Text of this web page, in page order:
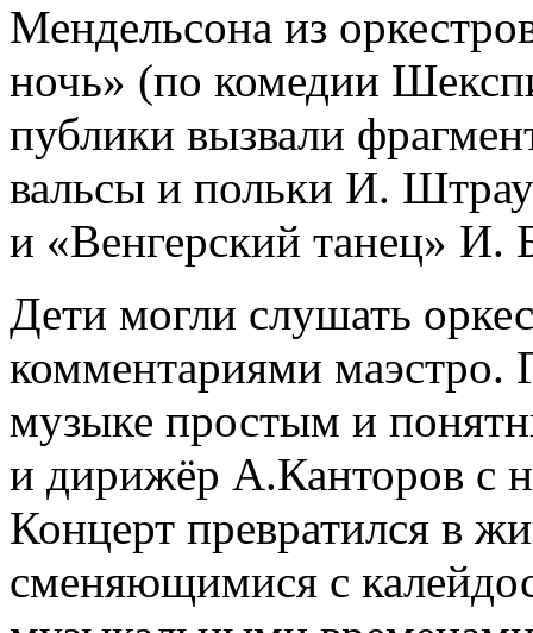
Мендельсона из
ночь» (по комедии
публики вызвали
вальсы и польки И.
и «Венгерский танец» И.
Дети могли слушать
комментариями маэстро.
музыке простым и
и дирижёр А.Канторов с
Концерт превратился в
сменяющимися с